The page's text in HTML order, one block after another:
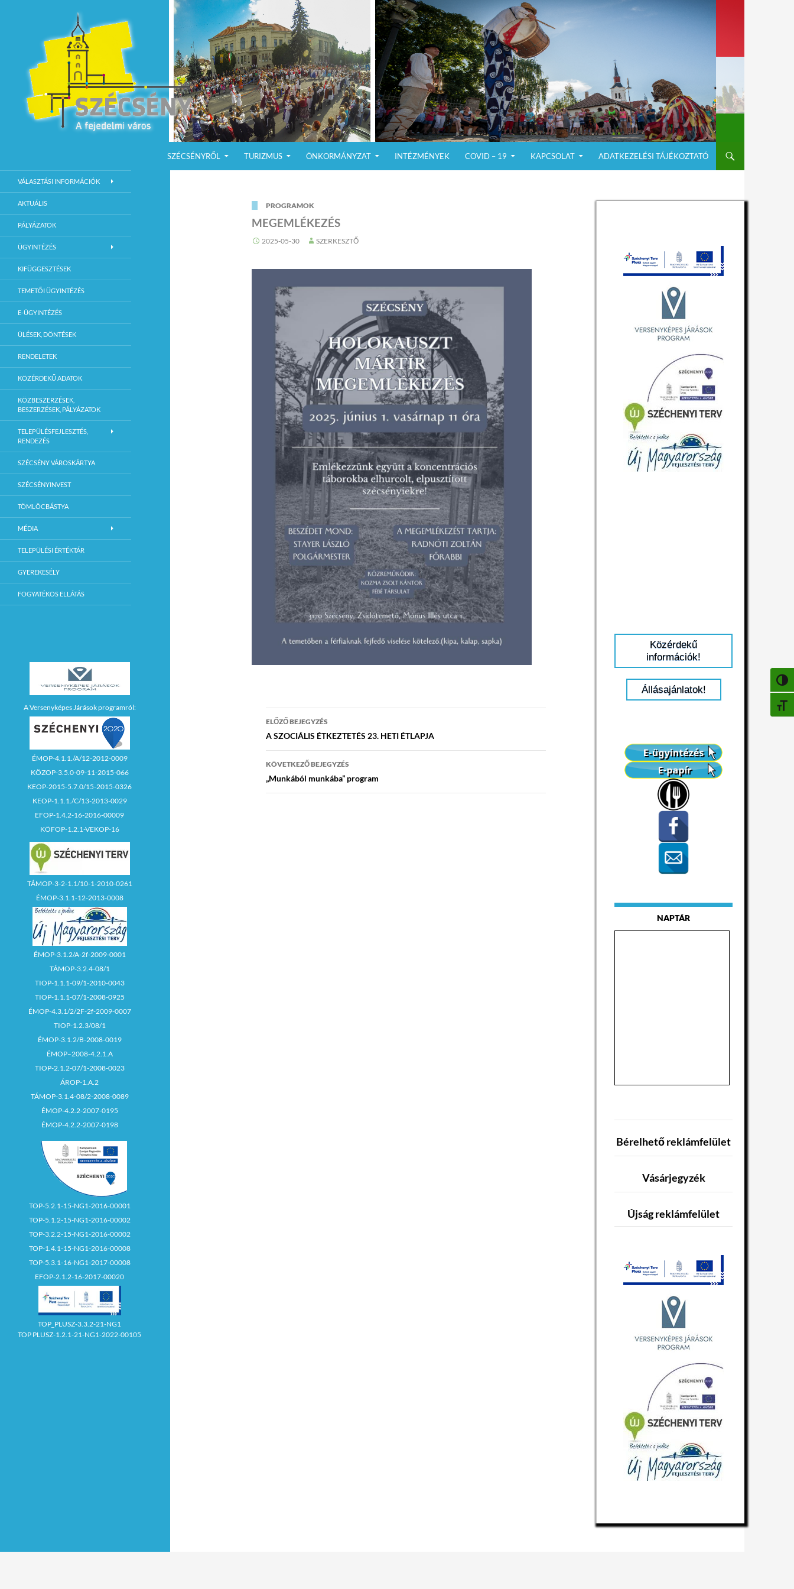
SZÉCSÉNYRŐL
TURIZMUS ÖNKORMÁNYZAT INTÉZMÉNYEK COVID – 19 KAPCSOLAT ADATKEZELÉSI TÁJÉKOZTATÓ
PROGRAMOK
MEGEMLÉKEZÉS
2025-05-30 SZERKESZTŐ
Bejegyzés
navigáció
ELŐZŐ BEJEGYZÉS
A SZOCIÁLIS ÉTKEZTETÉS 23. HETI ÉTLAPJA
KÖVETKEZŐ BEJEGYZÉS
„Munkából munkába” program
Közérdekű
információk!
Állásajánlatok!
NAPTÁR
Bérelhető reklámfelület
Vásárjegyzék
Újság reklámfelület
Szécsény Város Hivatalos Weboldala
VÁLASZTÁSI INFORMÁCIÓK
AKTUÁLIS
PÁLYÁZATOK
ÜGYINTÉZÉS
KIFÜGGESZTÉSEK
TEMETŐI ÜGYINTÉZÉS
E-ÜGYINTÉZÉS
ÜLÉSEK, DÖNTÉSEK
RENDELETEK
KÖZÉRDEKŰ ADATOK
KÖZBESZERZÉSEK,
BESZERZÉSEK, PÁLYÁZATOK
TELEPÜLÉSFEJLESZTÉS,
RENDEZÉS
SZÉCSÉNY VÁROSKÁRTYA
SZÉCSÉNYINVEST
TÖMLÖCBÁSTYA
MÉDIA
TELEPÜLÉSI ÉRTÉKTÁR
GYEREKESÉLY
FOGYATÉKOS ELLÁTÁS
A Versenyképes Járások programról:
ÉMOP-4.1.1./A/12-2012-0009
KÖZOP-3.5.0-09-11-2015-066
KEOP-2015-5.7.0/15-2015-0326
KEOP-1.1.1./C/13-2013-0029
EFOP-1.4.2-16-2016-00009
KÖFOP-1.2.1-VEKOP-16
TÁMOP-3-2-1.1/10-1-2010-0261
ÉMOP-3.1.1-12-2013-0008
ÉMOP-3.1.2/A-2f-2009-0001
TÁMOP-3.2.4-08/1
TIOP-1.1.1-09/1-2010-0043
TIOP-1.1.1-07/1-2008-0925
ÉMOP-4.3.1/2/2F-2f-2009-0007
TIOP-1.2.3/08/1
ÉMOP-3.1.2/B-2008-0019
ÉMOP–2008-4.2.1.A
TIOP-2.1.2-07/1-2008-0023
ÁROP-1.A.2
TÁMOP-3.1.4-08/2-2008-0089
ÉMOP-4.2.2-2007-0195
ÉMOP-4.2.2-2007-0198
TOP-5.2.1-15-NG1-2016-00001
TOP-5.1.2-15-NG1-2016-00002
TOP-3.2.2-15-NG1-2016-00002
TOP-1.4.1-15-NG1-2016-00008
TOP-5.3.1-16-NG1-2017-00008
EFOP-2.1.2-16-2017-00020
TOP_PLUSZ-3.3.2-21-NG1
TOP PLUSZ-1.2.1-21-NG1-2022-00105